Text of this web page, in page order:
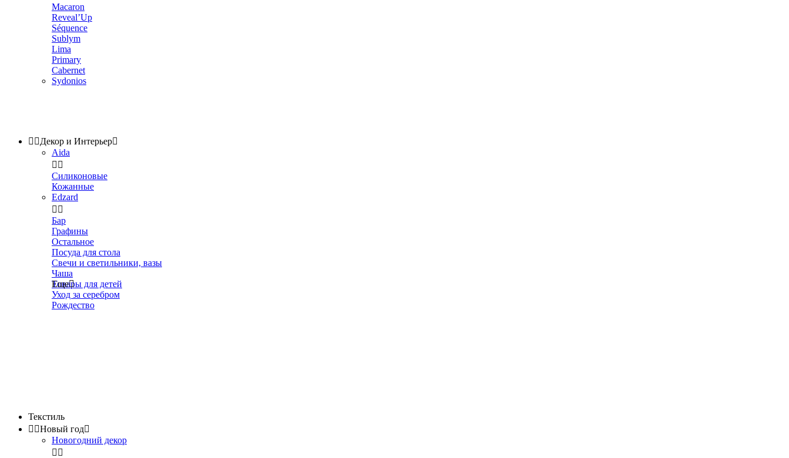
Macaron
Reveal’Up
Séquence
Sublym
Lima
Primary
Cabernet
Sydonios
 Декор и Интерьер
Aida
 
Силиконовые
Кожанные
Edzard
 
Бар
Графины
Остальное
Посуда для стола
Свечи и светильники, вазы
Чаша
Товары для детей
Уход за серебром
Рождество
Еще
Текстиль
 Новый год
Новогодний декор
 